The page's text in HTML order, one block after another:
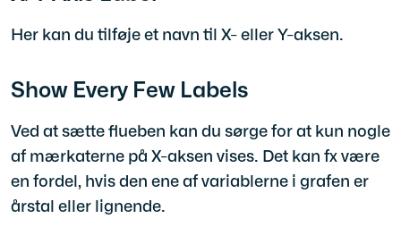
Her kan du tilføje et navn til X- eller Y-aksen.
Show Every Few Labels
Ved at sætte flueben kan du sørge for at kun nogle
af mærkaterne på X-aksen vises. Det kan fx være
en fordel, hvis den ene af variablerne i grafen er
årstal eller lignende.